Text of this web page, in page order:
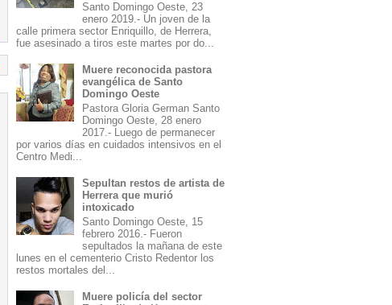
Santo Domingo Oeste, 23
enero 2019.- Un joven de la
calle primera sector Enriquillo, de Herrera,
fue asesinado a tiros este martes por do...
Muere reconocida pastora
evangélica de Santo
Domingo Oeste
Pastora Gloria German Santo
Domingo Oeste, 28 enero
2017.- Luego de permanecer
por varios días en cuidados intensivos en el
Centro Medi...
Sepultan restos de artista de
Herrera que murió
intoxicado
Santo Domingo Oeste, 15
febrero 2016.- Fueron
sepultados la mañana de este
lunes en el cementerio Cristo Redentor los
restos mortales del...
Muere policía del sector